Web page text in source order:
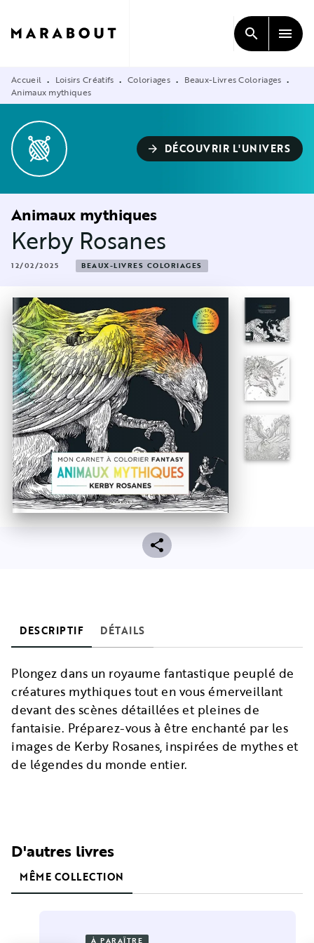
CONTENU
search menu
Accueil • Loisirs Créatifs • Coloriages • Beaux-Livres Coloriages •
Animaux mythiques
arrow_forward DÉCOUVRIR L'UNIVERS
Animaux mythiques
Kerby Rosanes
12/02/2025 BEAUX-LIVRES COLORIAGES
DESCRIPTIF DÉTAILS
Plongez dans un royaume fantastique peuplé de
créatures mythiques tout en vous émerveillant
devant des scènes détaillées et pleines de
fantaisie. Préparez-vous à être enchanté par les
images de Kerby Rosanes, inspirées de mythes et
de légendes du monde entier.
D'autres livres
MÊME COLLECTION
À PARAÎTRE